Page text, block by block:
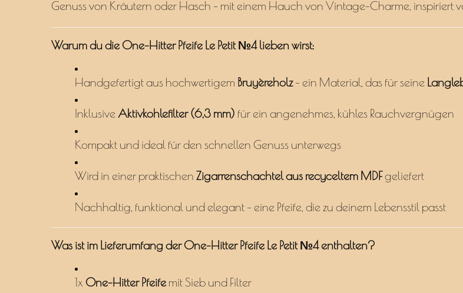
Genuss von Kräutern oder Hasch – mit einem Hauch von Vintage-Charme, inspiriert
Warum du die One-Hitter Pfeife Le Petit №4 lieben wirst:
Handgefertigt aus hochwertigem Bruyèreholz– ein Material, das für seine
Inklusive Aktivkohlefilter (6,3 mm) für ein angenehmes, kühles Rauchvergnügen
Kompakt und ideal für den schnellen Genuss unterwegs
Wird in einer praktischen Zigarrenschachtel aus recyceltem MDF geliefert
Nachhaltig, funktional und elegant – eine Pfeife, die zu deinem Lebensstil passt
Was ist im Lieferumfang der One-Hitter Pfeife Le Petit №4 enthalten?
1x One-Hitter Pfeife mit Sieb und Filter